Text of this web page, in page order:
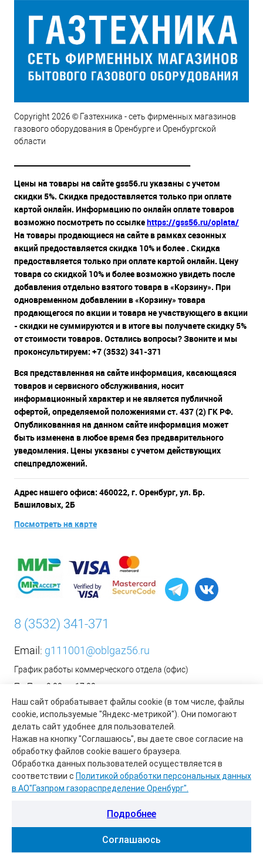
Наш сайт обрабатывает файлы cookie (в том числе, файлы
cookie, используемые "Яндекс-метрикой"). Они помогают
делать сайт удобнее для пользователей.
Нажав на кнопку "Соглашаюсь", вы даете свое согласие на
обработку файлов cookie вашего браузера.
Обработка данных пользователей осуществляется в
соответствии с Политикой обработки персональных данных
в АО"Газпром газораспределение Оренбург".
Подробнее
Соглашаюсь
Copyright 2026 © Газтехника - сеть фирменных магазинов
газового оборудования в Оренбурге и Оренбургской
области
Цены на товары на сайте gss56.ru указаны с учетом
скидки 5%. Скидка предоставляется только при оплате
картой онлайн. Информацию по онлайн оплате товаров
возможно посмотреть по ссылкеhttps://gss56.ru/oplata/
На товары продающиеся на сайте в рамках сезонных
акций предоставляется скидка 10% и более . Скидка
предоставляется только при оплате картой онлайн. Цену
товара со скидкой 10% и более возможно увидеть после
добавления отдельно взятого товара в «Корзину». При
одновременном добавлении в «Корзину» товара
продающегося по акции и товара не участвующего в акции
- скидки не суммируются и в итоге вы получаете скидку 5%
от стоимости товаров. Остались вопросы? Звоните и мы
проконсультируем: +7 (3532) 341-371
Вся представленная на сайте информация, касающаяся
товаров и сервисного обслуживания, носит
информационный характер и не является публичной
офертой, определяемой положениями ст. 437 (2) ГК РФ.
Опубликованная на данном сайте информация может
быть изменена в любое время без предварительного
уведомления. Цены указаны с учетом действующих
спецпредложений.
Адрес нашего офиса: 460022, г. Оренбург, ул. Бр.
Башиловых, 2Б
Посмотреть на карте
8 (3532) 341-371
Email: g111001@oblgaz56.ru
График работы коммерческого отдела (офис)
Пн-Пт: с 9:00 до 17:00
Сб-Вс: Выходной
__________________________________________
Оформить заявку на установку бытового газового
оборудования возможно на сайте организации АО «Газпром
газораспределение Оренбург»:https://www.oblgaz56.ru/